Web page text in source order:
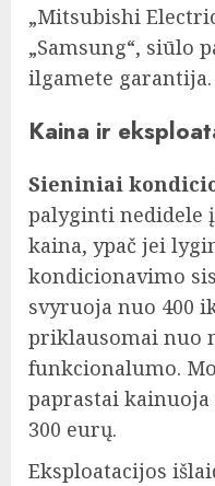
„Mitsubishi
„Samsung“, siūlo
ilgamete garantija.
Kaina ir
Sieniniai
palyginti nedidele
kaina, ypač jei
kondicionavimo
svyruoja nuo 400
priklausomai nuo
funkcionalumo.
paprastai
300 eurų.
Eksploatacijos